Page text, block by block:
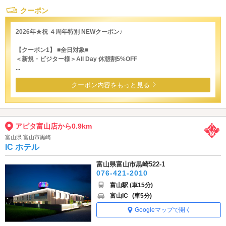
クーポン
2026年★祝 ４周年特別 NEWクーポン♪
【クーポン1】 ■全日対象■
＜新規・ビジター様＞All Day 休憩割5%OFF
...
クーポン内容をもっと見る
アピタ富山店から0.9km
富山県 富山市黒崎
IC ホテル
富山県富山市黒崎522-1
076-421-2010
富山駅 (車15分)
富山IC (車5分)
Googleマップで開く